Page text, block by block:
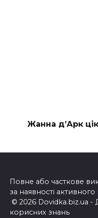
Жанна д’Арк
Повне або часткове
за наявності
© 2026 Dovidka.biz.ua -
корисних знань